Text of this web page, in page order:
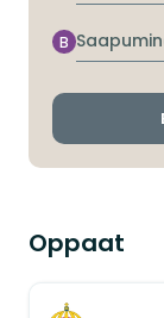
B
Oppaat